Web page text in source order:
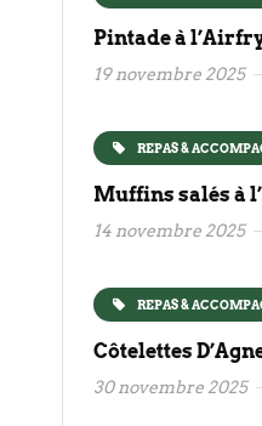
Pintade à
19 novembre 2025
REPAS &
Muffins salés à
14 novembre 2025
REPAS &
Côtelettes
30 novembre 2025